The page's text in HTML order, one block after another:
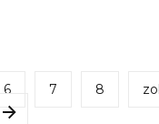
6 7 8